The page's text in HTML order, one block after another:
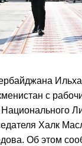
с
Халк
Об этом